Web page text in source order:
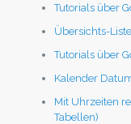
Tutorials über
Übersichts-
Tutorials über
Kalender
Mit Uhrzeiten
Tabellen)